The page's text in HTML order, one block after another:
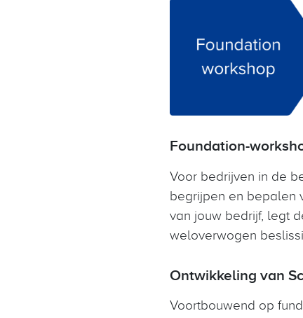
Foundation-
Voor bedrijven in de
begrijpen en bepalen
van jouw bedrijf, legt
weloverwogen
Ontwikkeling van
Voortbouwend op